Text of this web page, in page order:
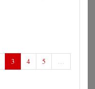
3 4 5
…